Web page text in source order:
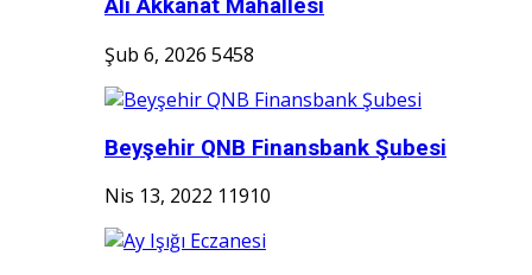
Ali Akkanat Mahallesi
Şub 6, 2026 5458
Beyşehir QNB Finansbank Şubesi
Nis 13, 2022 11910